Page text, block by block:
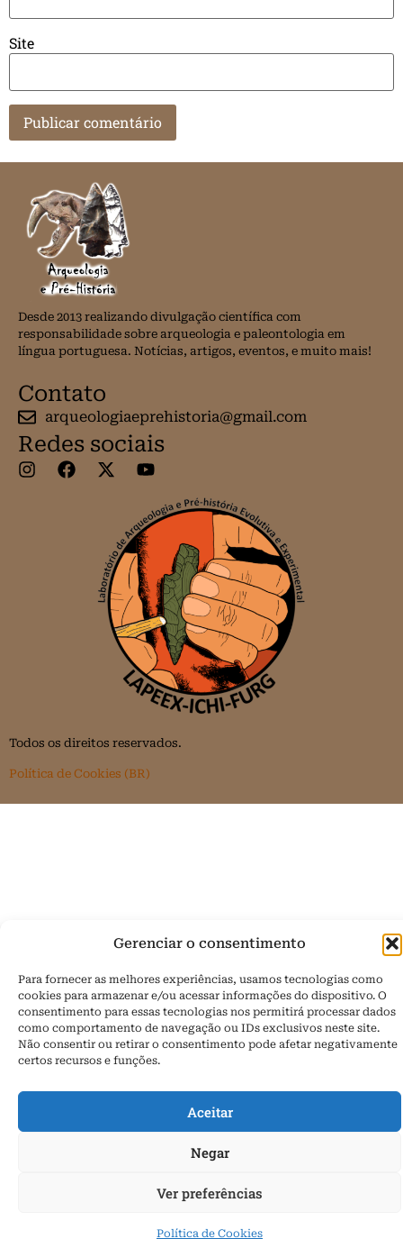
Gerenciar o consentimento
Para fornecer as melhores experiências, usamos tecnologias como
cookies para armazenar e/ou acessar informações do dispositivo. O
consentimento para essas tecnologias nos permitirá processar dados
como comportamento de navegação ou IDs exclusivos neste site.
Não consentir ou retirar o consentimento pode afetar negativamente
certos recursos e funções.
Aceitar
Negar
Ver preferências
Política de Cookies
Site
Desde 2013 realizando divulgação científica com
responsabilidade sobre arqueologia e paleontologia em
língua portuguesa. Notícias, artigos, eventos, e muito mais!
Contato
arqueologiaeprehistoria@gmail.com
Redes sociais
Todos os direitos reservados.
Política de Cookies (BR)